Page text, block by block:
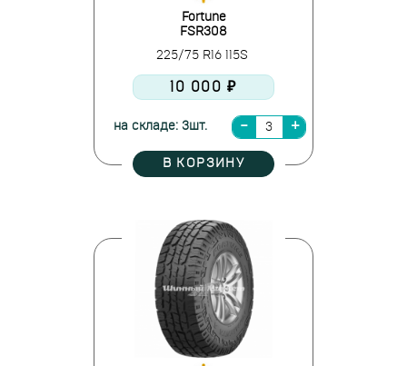
Fortune
FSR308
225/75 R16 115S
10 000 ₽
на складе: 3шт.
В КОРЗИНУ